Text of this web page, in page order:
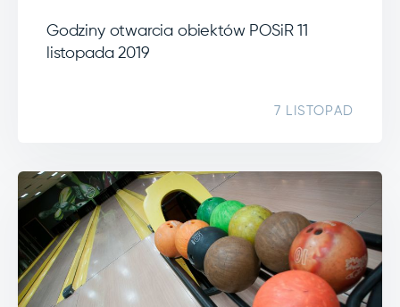
Godziny otwarcia obiektów POSiR 11
listopada 2019
7 LISTOPAD